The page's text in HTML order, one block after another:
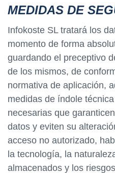
MEDIDAS DE
Infokoste SL tratará los
momento de forma
guardando el preceptivo
de los mismos, de
normativa de aplicación,
medidas de índole
necesarias que
datos y eviten su
acceso no autorizado,
la tecnología, la
almacenados y los